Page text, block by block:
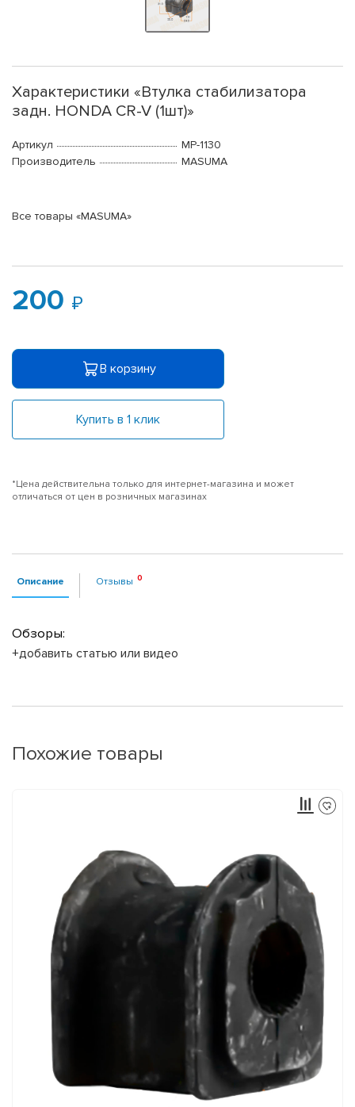
Характеристики «Втулка стабилизатора
задн. HONDA CR-V (1шт)»
Артикул
MP-1130
Производитель
MASUMA
Все товары «MASUMA»
200
В корзину
Купить в 1 клик
*Цена действительна только для интернет-магазина и может
отличаться от цен в розничных магазинах
Описание Отзывы
Обзоры:
+добавить статью или видео
Похожие товары